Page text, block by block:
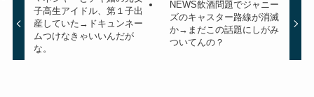
子高生アイドル、第１子出
産していた→ドキュンネー
ムつけなきゃいいんだが
な。
NEWS飲酒問題でジャニー
ズのキャスター路線が消滅
か→まだこの話題にしがみ
ついてんの？